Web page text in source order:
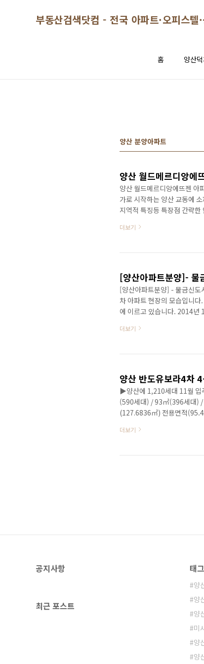
부동산검색닷컴 - 전국 아파트·오피스텔
홈 양산
양산 분양아파트
양산 월드메르디앙에
양산 월드메르디앙에뜨젠
가로 시작하는 양산 교동에
지역적 특징등 특장점 간략
에뜨젠 아파트 8가지 장점 1.
7. 전세대 남향위주 배치 8.
더보기
[양산아파트분양]- 물
[양산아파트분양] - 물금신도
차 아파트 현장의 모습입니
에 이르고 있습니다. 2014년
심히~~ 도로 건너편에 서서
보이는 아파트가 양산 양우
더보기
▶양산에 1,210세대 11월 입
(590세대) / 93㎡(396세대) /
(127.6836㎡) 전용면적
거실이 더 넓게 활용해서 사
추가 비용이 듭니다. 양산신
더보기
공지사항
최근 포스트
태그
양
양
양
미
양
양